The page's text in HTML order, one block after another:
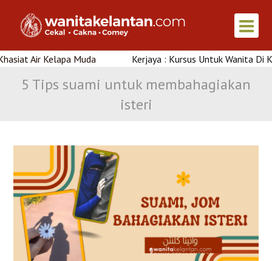
Muda Kerjaya : Kursus Untuk Wanita Di Kelantan
5 Tips suami untuk membahagiakan
isteri